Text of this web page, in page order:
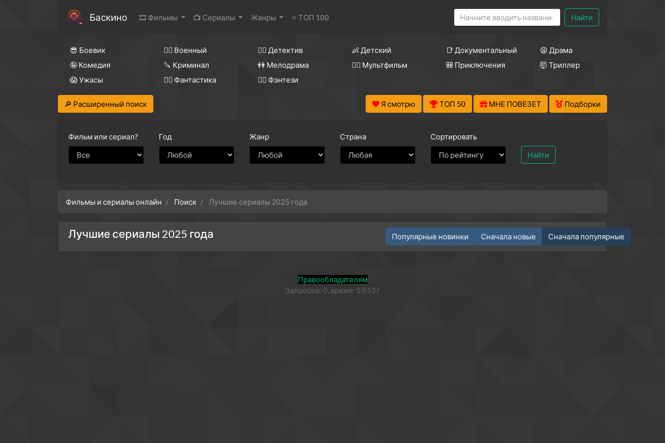
Баскино 🎞 Фильмы 📺 Сериалы Жанры ⭐ ТОП 100 Найти
😎 Боевик 👨‍✈️ Военный 🕵️‍♂️ Детектив 👶 Детский 📑 Документальный
😫 Драма
🤪 Комедия
🔪 Криминал 👫 Мелодрама 🧚‍♀️ Мультфильм 🎒 Приключения
🤯 Триллер
😱 Ужасы
🧙‍♀️ Фантастика 🧝‍♂️ Фэнтези
🔎 Расширенный поиск Я смотрю ТОП 50 МНЕ ПОВЕЗЕТ Подборки
Фильм или сериал? Год Жанр Страна Сортировать
Найти
Фильмы и сериалы онлайн Поиск Лучшие сериалы 2025 года
Лучшие сериалы 2025 года Популярные новинки Сначала новые Сначала популярные
Правообладателям
Запросов: 0, время: 0.0537